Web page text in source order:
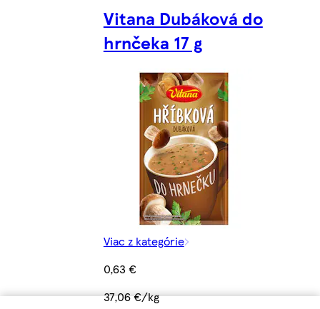
Vitana Dubáková do
hrnčeka 17 g
Viac z kategórie
0,63 €
37,06 €/kg